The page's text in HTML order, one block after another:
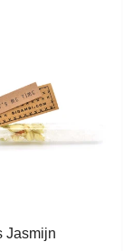
Jasmijn